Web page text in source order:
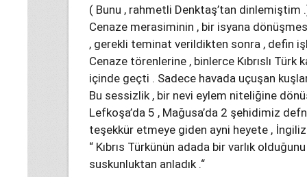
( Bunu , rahmetli Denktaş’tan dinlemiştim
Cenaze merasiminin , bir isyana
, gerekli teminat verildikten sonra , defin
Cenaze törenlerine , binlerce Kıbrıslı
içinde geçti . Sadece havada uçuşan
Bu sessizlik , bir nevi eylem niteliğine
Lefkoşa’da 5 , Mağusa’da 2 şehidimiz
teşekkür etmeye giden ayni heyete ,
“ Kıbrıs Türkünün adada bir varlık
suskunluktan anladık .“